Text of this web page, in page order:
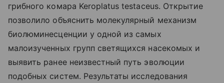
грибного комара Keroplatus testaceus. Открытие
позволило объяснить молекулярный механизм
биолюминесценции у одной из самых
малоизученных групп светящихся насекомых и
выявить ранее неизвестный путь эволюции
подобных систем. Результаты исследования